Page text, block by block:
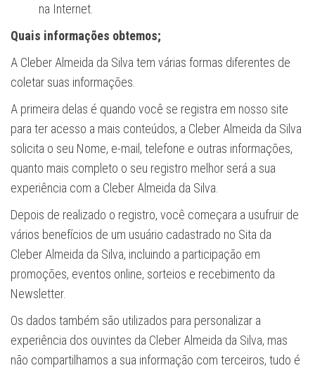
na Internet.
Quais informações obtemos;
A Cleber Almeida da Silva tem várias formas diferentes de
coletar suas informações.
A primeira delas é quando você se registra em nosso site
para ter acesso a mais conteúdos, a Cleber Almeida da Silva
solicita o seu Nome, e-mail, telefone e outras informações,
quanto mais completo o seu registro melhor será a sua
experiência com a Cleber Almeida da Silva.
Depois de realizado o registro, você começara a usufruir de
vários benefícios de um usuário cadastrado no Sita da
Cleber Almeida da Silva, incluindo a participação em
promoções, eventos online, sorteios e recebimento da
Newsletter.
Os dados também são utilizados para personalizar a
experiência dos ouvintes da Cleber Almeida da Silva, mas
não compartilhamos a sua informação com terceiros, tudo é